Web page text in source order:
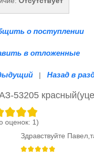
о поступлении
в отложенные
| Назад в
53205
оценок: 1)
Здравствуйте